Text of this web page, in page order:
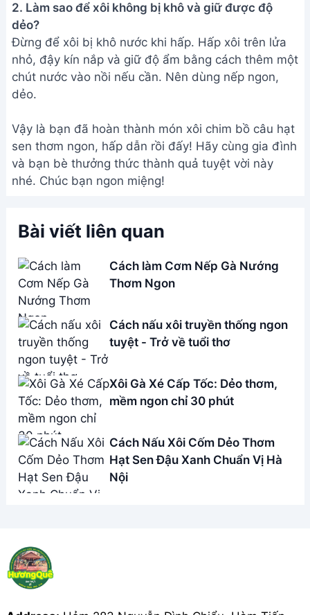
2. Làm sao để xôi không bị khô và giữ được độ
dẻo?
Đừng để xôi bị khô nước khi hấp. Hấp xôi trên lửa
nhỏ, đậy kín nắp và giữ độ ẩm bằng cách thêm một
chút nước vào nồi nếu cần. Nên dùng nếp ngon,
dẻo.
Vậy là bạn đã hoàn thành món xôi chim bồ câu hạt
sen thơm ngon, hấp dẫn rồi đấy! Hãy cùng gia đình
và bạn bè thưởng thức thành quả tuyệt vời này
nhé. Chúc bạn ngon miệng!
Bài viết liên quan
Cách làm Cơm Nếp Gà Nướng
Thơm Ngon
Cách nấu xôi truyền thống ngon
tuyệt - Trở về tuổi thơ
Xôi Gà Xé Cấp Tốc: Dẻo thơm,
mềm ngon chỉ 30 phút
Cách Nấu Xôi Cốm Dẻo Thơm
Hạt Sen Đậu Xanh Chuẩn Vị Hà
Nội